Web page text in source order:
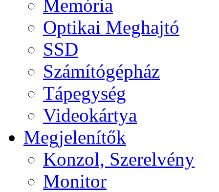
Memória
Optikai Meghajtó
SSD
Számítógépház
Tápegység
Videokártya
Megjelenítők
Konzol, Szerelvény
Monitor